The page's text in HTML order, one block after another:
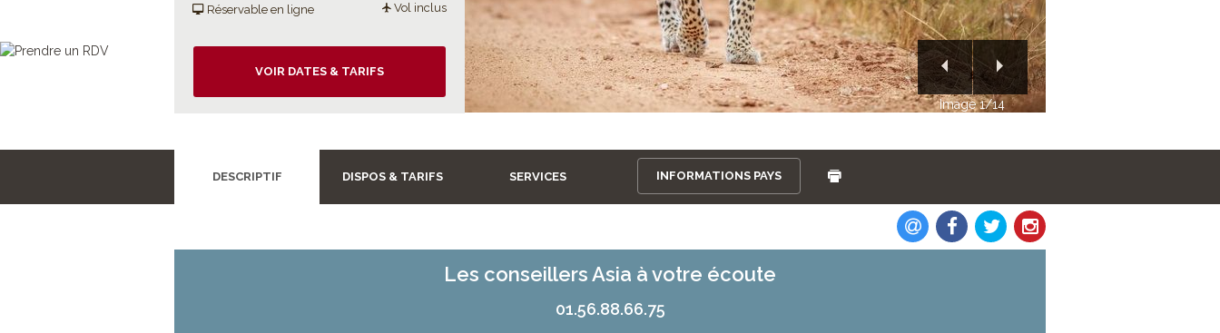
Image 2/14
Réservable en ligne Vol inclus
VOIR DATES & TARIFS
DESCRIPTIF DISPOS & TARIFS SERVICES INFORMATIONS PAYS
Les conseillers Asia à votre écoute
01.56.88.66.75